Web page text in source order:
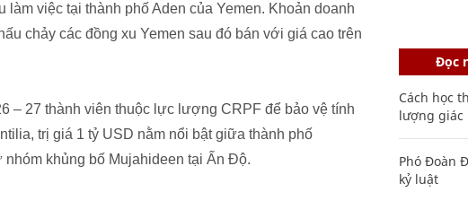
việc tại thành phố Aden của Yemen. Khoản doanh
chảy các đồng xu Yemen sau đó bán với giá cao trên
– 27 thành viên thuộc lực lượng CRPF để bảo vệ tính
trị giá 1 tỷ USD nằm nổi bật giữa thành phố
khủng bố Mujahideen tại Ấn Độ.
Đọc
Cách học
lượng
Phó Đoàn
kỷ luật